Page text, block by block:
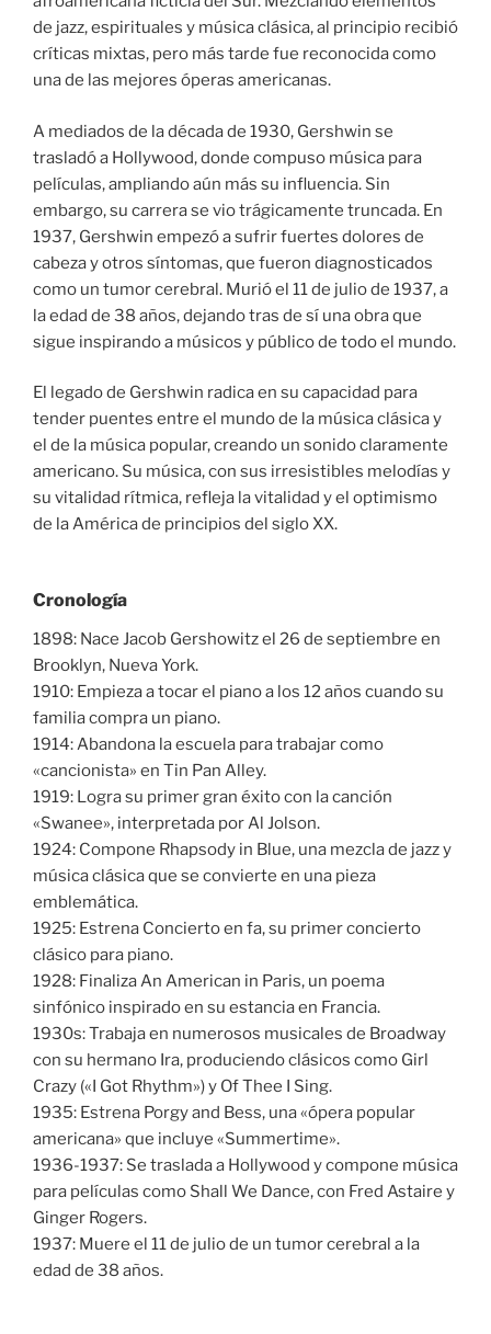
de jazz, espirituales y música clásica, al principio recibió
críticas mixtas, pero más tarde fue reconocida como
una de las mejores óperas americanas.
A mediados de la década de 1930, Gershwin se
trasladó a Hollywood, donde compuso música para
películas, ampliando aún más su influencia. Sin
embargo, su carrera se vio trágicamente truncada. En
1937, Gershwin empezó a sufrir fuertes dolores de
cabeza y otros síntomas, que fueron diagnosticados
como un tumor cerebral. Murió el 11 de julio de 1937, a
la edad de 38 años, dejando tras de sí una obra que
sigue inspirando a músicos y público de todo el mundo.
El legado de Gershwin radica en su capacidad para
tender puentes entre el mundo de la música clásica y
el de la música popular, creando un sonido claramente
americano. Su música, con sus irresistibles melodías y
su vitalidad rítmica, refleja la vitalidad y el optimismo
de la América de principios del siglo XX.
Cronología
1898: Nace Jacob Gershowitz el 26 de septiembre en
Brooklyn, Nueva York.
1910: Empieza a tocar el piano a los 12 años cuando su
familia compra un piano.
1914: Abandona la escuela para trabajar como
«cancionista» en Tin Pan Alley.
1919: Logra su primer gran éxito con la canción
«Swanee», interpretada por Al Jolson.
1924: Compone Rhapsody in Blue, una mezcla de jazz y
música clásica que se convierte en una pieza
emblemática.
1925: Estrena Concierto en fa, su primer concierto
clásico para piano.
1928: Finaliza An American in Paris, un poema
sinfónico inspirado en su estancia en Francia.
1930s: Trabaja en numerosos musicales de Broadway
con su hermano Ira, produciendo clásicos como Girl
Crazy («I Got Rhythm») y Of Thee I Sing.
1935: Estrena Porgy and Bess, una «ópera popular
americana» que incluye «Summertime».
1936-1937: Se traslada a Hollywood y compone música
para películas como Shall We Dance, con Fred Astaire y
Ginger Rogers.
1937: Muere el 11 de julio de un tumor cerebral a la
edad de 38 años.